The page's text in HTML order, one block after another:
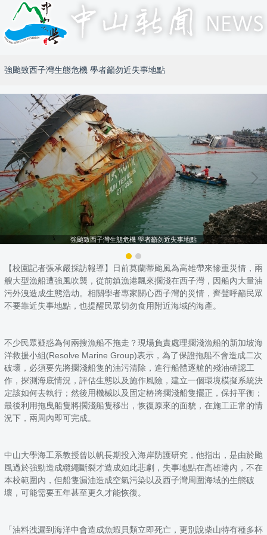
強颱致西子灣生態危機 學者籲勿近失事地點
強颱致西子灣生態危機 學者籲勿近失事地點
【校園記者張承嚴採訪報導】日前莫蘭蒂颱風為高雄帶來慘重災情，兩
艘大型漁船遭強風吹襲，從前鎮漁港飄來擱淺在西子灣，因船內大量油
污外洩造成生態浩劫。相關學者專家關心西子灣的災情，齊聲呼籲民眾
不要靠近失事地點，也提醒民眾切勿食用附近海域的海產。
不少民眾疑惑為何兩搜漁船不拖走？現場負責處理擱淺漁船的新加坡海
洋救援小組(Resolve Marine Group)表示，為了保證拖船不會造成二次
破壞，必須要先將擱淺船隻的油污清除，進行船體逐艙的殘油確認工
作，探測海底情況，評估生態以及施作風險，建立一個環境模擬系統決
定該如何去執行；然後用機械以及固定樁將擱淺船隻擺正，保持平衡；
最後利用拖曳船隻將擱淺船隻移出，恢復原來的面貌，在施工正常的情
況下，兩周內即可完成。
中山大學海工系教授曾以帆長期投入海岸防護研究，他指出，是由於颱
風過於強勁造成纜繩斷裂才造成如此悲劇，失事地點在高雄港內，不在
本校範圍內，但船隻漏油造成空氣污染以及西子灣周圍海域的生態破
壞，可能需要五年甚至更久才能恢復。
「油料洩漏到海洋中會造成魚蝦貝類立即死亡，更別說柴山特有種多杯